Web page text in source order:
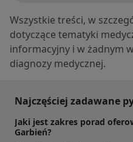
Wszystkie treści, w
dotyczące tematyki
informacyjny i w żadnym
diagnozy medycznej.
Najczęściej zadawane
Jaki jest zakres porad
Garbień?